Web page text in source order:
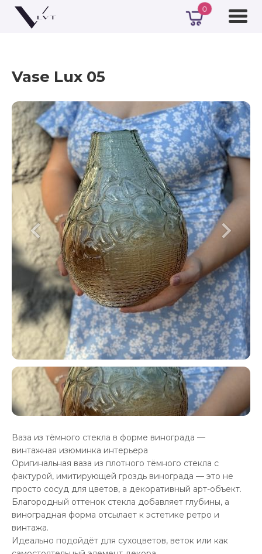
0
Vase Lux 05
Ваза из тёмного стекла в форме винограда —
винтажная изюминка интерьера
Оригинальная ваза из плотного тёмного стекла с
фактурой, имитирующей гроздь винограда — это не
просто сосуд для цветов, а декоративный арт-объект.
Благородный оттенок стекла добавляет глубины, а
виноградная форма отсылает к эстетике ретро и
винтажа.
Идеально подойдёт для сухоцветов, веток или как